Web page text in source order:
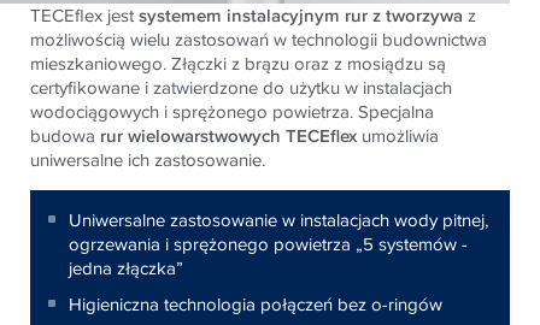
TECEflex jestsystemem instalacyjnym rur z tworzywa z
możliwością wielu zastosowań w technologii budownictwa
mieszkaniowego. Złączki z brązu oraz z mosiądzu są
certyfikowane i zatwierdzone do użytku w instalacjach
wodociągowych i sprężonego powietrza. Specjalna
budowa rur wielowarstwowych TECEflex umożliwia
uniwersalne ich zastosowanie.
Uniwersalne zastosowanie w instalacjach wody pitnej,
ogrzewania i sprężonego powietrza „5 systemów -
jedna złączka”
Higieniczna technologia połączeń bez o-ringów